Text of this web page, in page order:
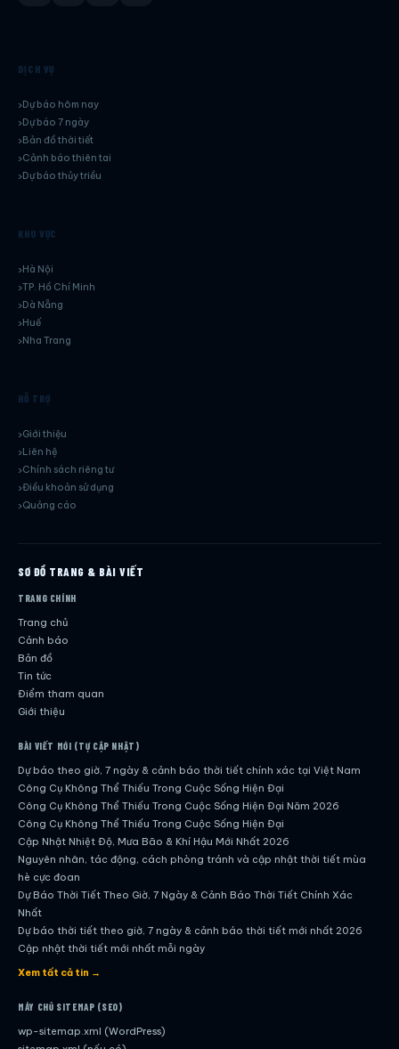
DỊCH VỤ
Dự báo hôm nay
Dự báo 7 ngày
Bản đồ thời tiết
Cảnh báo thiên tai
Dự báo thủy triều
KHU VỰC
Hà Nội
TP. Hồ Chí Minh
Dà Nẵng
Huế
Nha Trang
HỖ TRỢ
Giới thiệu
Liên hệ
Chính sách riêng tư
Điều khoản sử dụng
Quảng cáo
SƠ ĐỒ TRANG & BÀI VIẾT
TRANG CHÍNH
Trang chủ
Cảnh báo
Bản đồ
Tin tức
Điểm tham quan
Giới thiệu
BÀI VIẾT MỚI (TỰ CẬP NHẬT)
Dự báo theo giờ, 7 ngày & cảnh báo thời tiết chính xác tại Việt Nam
Công Cụ Không Thể Thiếu Trong Cuộc Sống Hiện Đại
Công Cụ Không Thể Thiếu Trong Cuộc Sống Hiện Đại Năm 2026
Công Cụ Không Thể Thiếu Trong Cuộc Sống Hiện Đại
Cập Nhật Nhiệt Độ, Mưa Bão & Khí Hậu Mới Nhất 2026
Nguyên nhân, tác động, cách phòng tránh và cập nhật thời tiết mùa
hè cực đoan
Dự Báo Thời Tiết Theo Giờ, 7 Ngày & Cảnh Báo Thời Tiết Chính Xác
Nhất
Dự báo thời tiết theo giờ, 7 ngày & cảnh báo thời tiết mới nhất 2026
Cập nhật thời tiết mới nhất mỗi ngày
Hướng dẫn đầy đủ về dự báo thời tiết hiện đại
Dự Báo Thời Tiết Theo Giờ, 7 Ngày & Cảnh Báo Thời Tiết Chính Xác
Công Cụ Không Thể Thiếu Trong Cuộc Sống Hiện Đại
Xem tất cả tin →
MÁY CHỦ SITEMAP (SEO)
wp-sitemap.xml (WordPress)